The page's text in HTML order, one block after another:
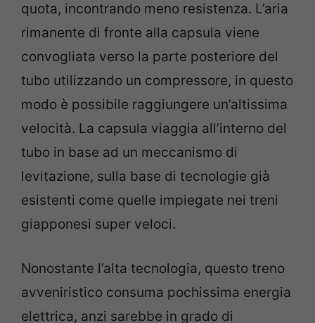
quota, incontrando meno resistenza. L’aria
rimanente di fronte alla capsula viene
convogliata verso la parte posteriore del
tubo utilizzando un compressore, in questo
modo è possibile raggiungere un’altissima
velocità. La capsula viaggia all’interno del
tubo in base ad un meccanismo di
levitazione, sulla base di tecnologie già
esistenti come quelle impiegate nei treni
giapponesi super veloci.
Nonostante l’alta tecnologia, questo treno
avveniristico consuma pochissima energia
elettrica, anzi sarebbe in grado di